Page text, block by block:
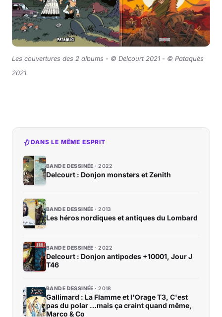
Les couvertures des 2 albums - © Delcourt 2021 - © Pataquès
2021.
DANS LE MÊME ESPRIT
BANDE DESSINÉE 2022
Delcourt : Donjon monsters et Zenith
BANDE DESSINÉE 2013
Les héros nordiques et antiques du Lombard
BANDE DESSINÉE 2022
Delcourt : Donjon antipodes +10001, Jour J
T46
BANDE DESSINÉE 2018
Gallimard : La Flamme et l'Orage T3, C'est
pas du polar …mais ça craint quand même,
Marco & Co